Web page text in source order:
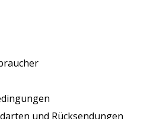
und Rücksendungen